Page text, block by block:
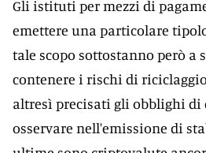
Gli istituti per mezzi di
emettere una particolare
tale scopo sottostanno però a
contenere i rischi di
altresì precisati gli obblighi di
osservare nell'emissione di